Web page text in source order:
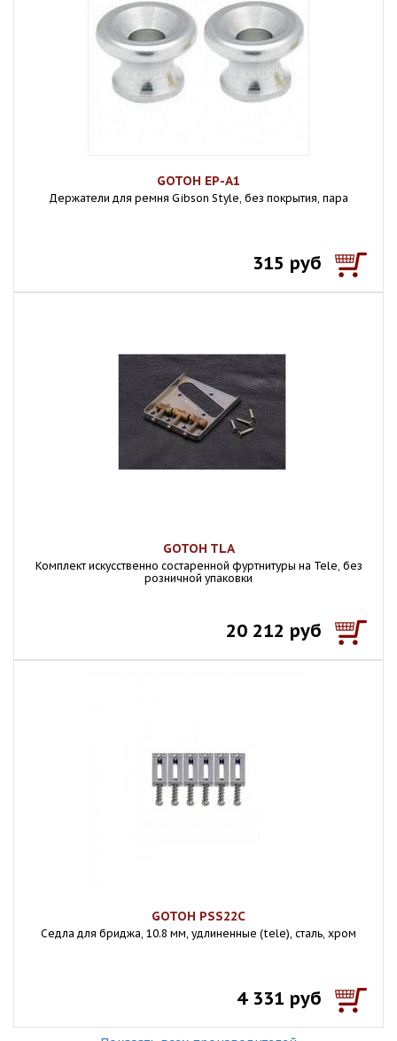
GOTOH EP-A1
Держатели для ремня Gibson Style, без покрытия, пара
315 руб
GOTOH TLA
Комплект искусственно состаренной фуртнитуры на Tele, без
розничной упаковки
20 212 руб
GOTOH PSS22C
Седла для бриджа, 10.8 мм, удлиненные (tele), сталь, хром
4 331 руб